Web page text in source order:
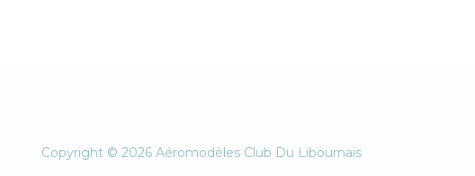
Copyright © 2026 Aéromodèles Club Du Libournais